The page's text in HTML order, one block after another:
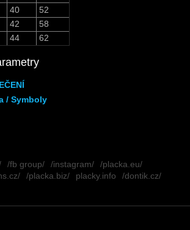
40
52
42
58
44 62
/ Symboly
/fb group/ /instagram/
/placka.eu/
/placka.biz/ placky.info /dontik.cz/